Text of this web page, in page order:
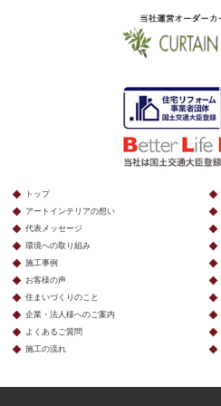
トップ
アートインテリアの想い
代表メッセージ
環境への取り組み
施工事例
お客様の声
住まいづくりのこと
企業・法人様へのご案内
よくあるご質問
施工の流れ